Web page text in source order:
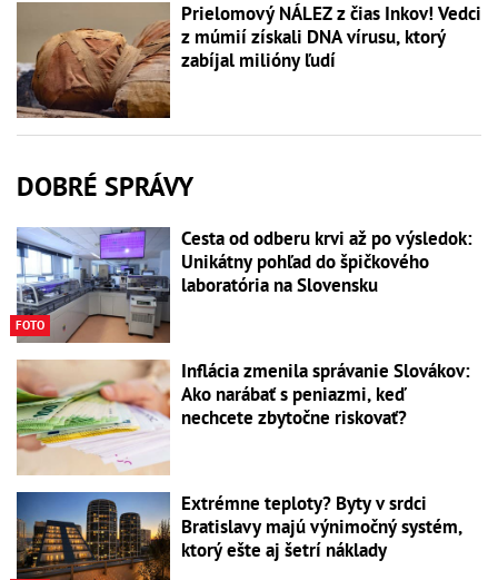
Prielomový NÁLEZ z čias Inkov! Vedci
z múmií získali DNA vírusu, ktorý
zabíjal milióny ľudí
DOBRÉ SPRÁVY
FOTO
Cesta od odberu krvi až po výsledok:
Unikátny pohľad do špičkového
laboratória na Slovensku
Inflácia zmenila správanie Slovákov:
Ako narábať s peniazmi, keď
nechcete zbytočne riskovať?
Extrémne teploty? Byty v srdci
Bratislavy majú výnimočný systém,
ktorý ešte aj šetrí náklady